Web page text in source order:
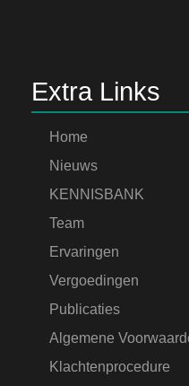
Extra Links
Home
Nieuws
KENNISBANK
Team
Ervaringen
Vergoedingen
Publicaties
Algemene
Klachtenprocedure